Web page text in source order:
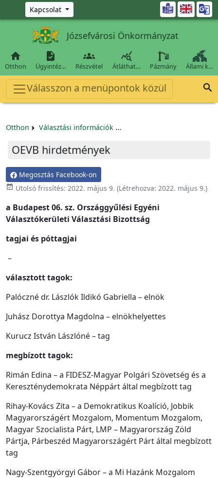
Ugrás a fő tartalomra
Kapcsolat 
Józsefvárosi Önkormányzat

Otthon

Ügyintéz…

Részvétel

Átláthat… Pázmány Állami k…
Válasszon a menüpontok közül 
Otthon Választási információk
OEVB hirdetmények
Megosztás Facebook-on
event_available Utolsó frissítés: 2022. május 9. (Létrehozva: 2022. május 9.)
a Budapest 06. sz. Országgyűlési Egyéni
Választókerületi Választási Bizottság
tagjai és póttagjai
–
választott tagok:
Palóczné dr. Lászlók Ildikó Gabriella – elnök
Juhász Dorottya Magdolna – elnökhelyettes
Kurucz István Lászlóné – tag
megbízott tagok:
Rimán Edina – a FIDESZ-Magyar Polgári Szövetség és a
Kereszténydemokrata Néppárt által megbízott tag
Rihay-Kovács Zita – a Demokratikus Koalíció, Jobbik
Magyarországért Mozgalom, Momentum Mozgalom,
Magyar Szocialista Párt, LMP – Magyarország Zöld
Pártja, Párbeszéd Magyarországért Párt által megbízott
tag
Nagy-Szentgyörgyi Gábor – a Mi Hazánk Mozgalom